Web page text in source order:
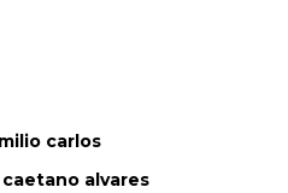
carlos
alvares